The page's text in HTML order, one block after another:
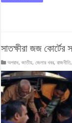
সাতক্ষীরা জজ কোর্টের
অপরাধ,জাতীয়,জেলার খবর,রাজনীতি